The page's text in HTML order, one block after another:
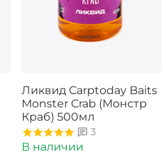
Ликвид Carptoday Baits
Monster Crab (Монстр
Краб) 500мл
3
В наличии